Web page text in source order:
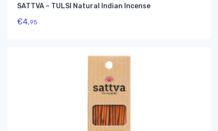
SATTVA – TULSI Natural Indian Incense
€4,95